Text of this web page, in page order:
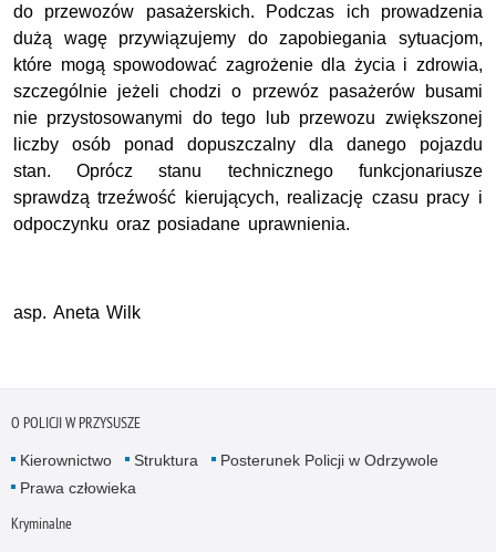
do przewozów pasażerskich. Podczas ich prowadzenia
dużą wagę przywiązujemy do zapobiegania sytuacjom,
które mogą spowodować zagrożenie dla życia i zdrowia,
szczególnie jeżeli chodzi o przewóz pasażerów busami
nie przystosowanymi do tego lub przewozu zwiększonej
liczby osób ponad dopuszczalny dla danego pojazdu
stan. Oprócz stanu technicznego funkcjonariusze
sprawdzą trzeźwość kierujących, realizację czasu pracy i
odpoczynku oraz posiadane uprawnienia.
asp. Aneta Wilk
O POLICJI W PRZYSUSZE
Kierownictwo Struktura
Posterunek Policji w Odrzywole
Prawa człowieka
Kryminalne